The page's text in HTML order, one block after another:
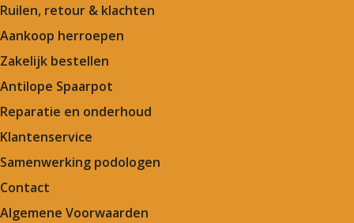
Ruilen, retour & klachten
Aankoop herroepen
Zakelijk bestellen
Antilope Spaarpot
Reparatie en onderhoud
Klantenservice
Samenwerking podologen
Contact
Algemene Voorwaarden